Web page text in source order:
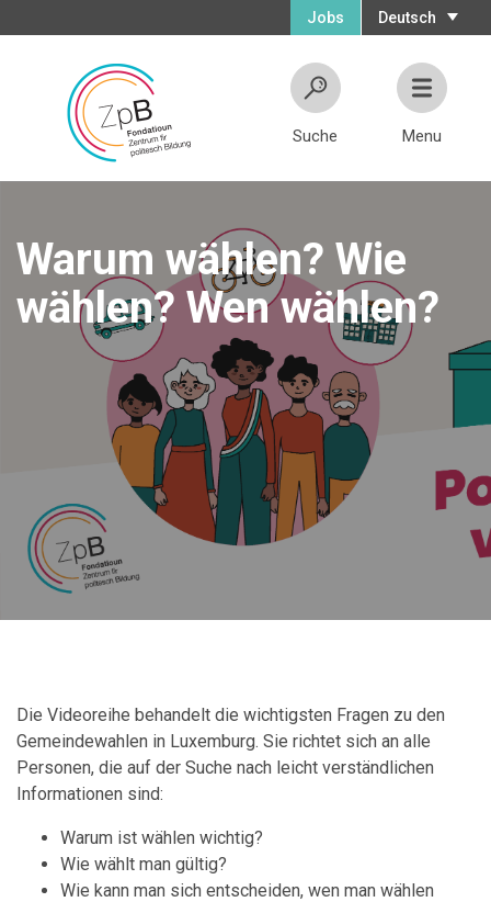
Deutsch
Jobs
Suche Menu
Warum wählen? Wie
wählen? Wen wählen?
Die Videoreihe behandelt die wichtigsten Fragen zu den
Gemeindewahlen in Luxemburg. Sie richtet sich an alle
Personen, die auf der Suche nach leicht verständlichen
Informationen sind:
Warum ist wählen wichtig?
Wie wählt man gültig?
Wie kann man sich entscheiden, wen man wählen